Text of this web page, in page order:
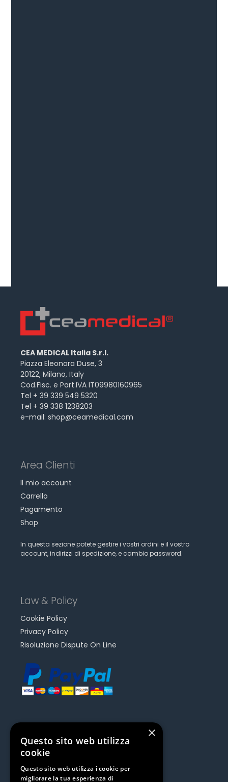
CEA MEDICAL Italia S.r.l.
Piazza Eleonora Duse, 3
20122, Milano, Italy
Cod.Fisc. e Part.IVA IT09980160965
Tel + 39 339 549 5320
Tel + 39 338 1238203
e-mail: shop@ceamedical.com
Area Clienti
Il mio account
Carrello
Pagamento
Shop
In questa sezione potete gestire i vostri ordini e il vostro
account, indirizzi di spedizione, e cambio password.
Law & Policy
Cookie Policy
Privacy Policy
Risoluzione Dispute On Line
Be Social | Follow Us
×
Questo sito web utilizza
cookie
Questo sito web utilizza i cookie per
migliorare la tua esperienza di